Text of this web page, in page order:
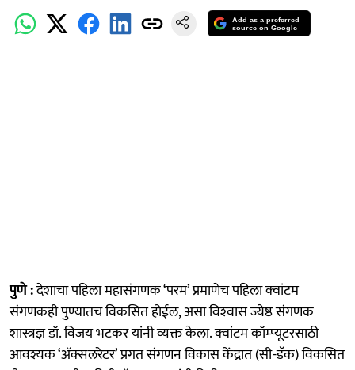
Add as a preferred
source on Google
पुणे :देशाचा पहिला महासंगणक ‘परम’ प्रमाणेच पहिला क्वांटम
संगणकही पुण्यातच विकसित होईल, असा विश्‍वास ज्येष्ठ संगणक
शास्त्रज्ञ डॉ. विजय भटकर यांनी व्यक्त केला. क्वांटम कॉम्प्यूटरसाठी
आवश्यक ‘ॲक्सलरेटर’ प्रगत संगणन विकास केंद्रात (सी-डॅक) विकसित